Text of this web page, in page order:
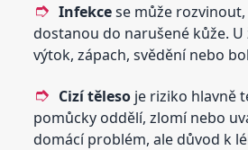
Infekcese může
dostanou do narušené kůže.
výtok, zápach, svědění nebo
Cizí těleso je riziko hlavně
pomůcky oddělí, zlomí nebo
domácí problém, ale důvod k